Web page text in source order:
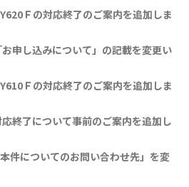
Ｆの対応終了のご案内を追加しま
申し込みについて」の記載を変更い
Ｆの対応終了のご案内を追加しま
終了について事前のご案内を追加し
件についてのお問い合わせ先」を変